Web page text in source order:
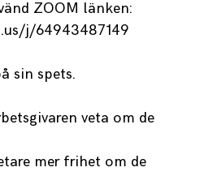
ZOOM länken:
j/64943487149
sin spets.
veta om de
mer frihet om de